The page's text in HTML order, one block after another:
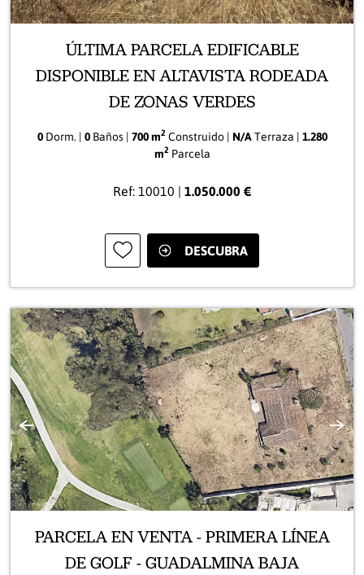
ÚLTIMA PARCELA EDIFICABLE
DISPONIBLE EN ALTAVISTA RODEADA
DE ZONAS VERDES
0Dorm. | 0Baños | 700 m2Construido | N/ATerraza | 1.280
m2Parcela
Ref: 10010 | 1.050.000 €
DESCUBRA
Anterior
PARCELA EN VENTA - PRIMERA LÍNEA
DE GOLF - GUADALMINA BAJA